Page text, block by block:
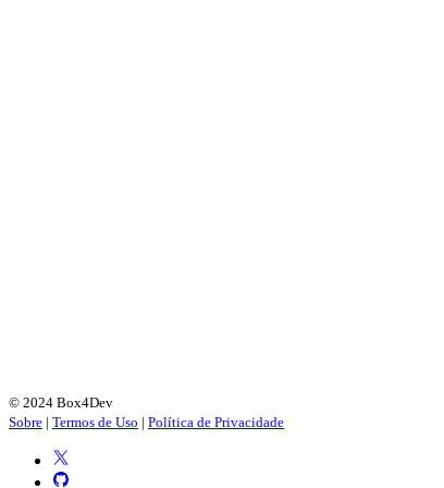
© 2024 Box4Dev
Sobre | Termos de Uso | Política de Privacidade